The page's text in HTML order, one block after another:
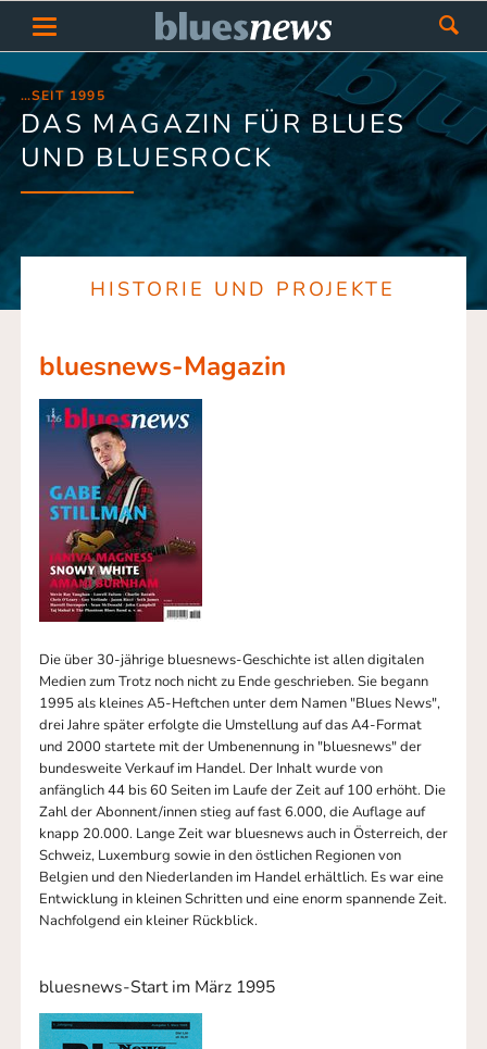
…SEIT 1995
DAS MAGAZIN FÜR BLUES
UND BLUESROCK
HISTORIE UND PROJEKTE
bluesnews-Magazin
Die über 30-jährige bluesnews-Geschichte ist allen digitalen
Medien zum Trotz noch nicht zu Ende geschrieben. Sie begann
1995 als kleines A5-Heftchen unter dem Namen "Blues News",
drei Jahre später erfolgte die Umstellung auf das A4-Format
und 2000 startete mit der Umbenennung in "bluesnews" der
bundesweite Verkauf im Handel. Der Inhalt wurde von
anfänglich 44 bis 60 Seiten im Laufe der Zeit auf 100 erhöht. Die
Zahl der Abonnent/innen stieg auf fast 6.000, die Auflage auf
knapp 20.000. Lange Zeit war bluesnews auch in Österreich, der
Schweiz, Luxemburg sowie in den östlichen Regionen von
Belgien und den Niederlanden im Handel erhältlich. Es war eine
Entwicklung in kleinen Schritten und eine enorm spannende Zeit.
Nachfolgend ein kleiner Rückblick.
bluesnews-Start im März 1995